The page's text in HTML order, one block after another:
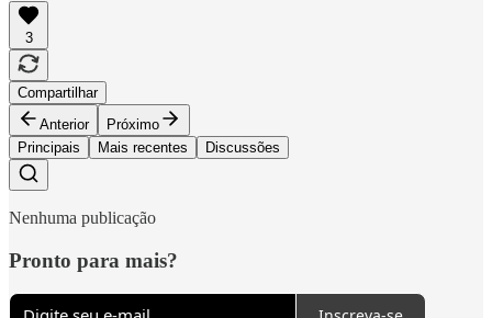
3
Compartilhar
Anterior
Próximo
Principais
Mais recentes Discussões
Nenhuma publicação
Pronto para mais?